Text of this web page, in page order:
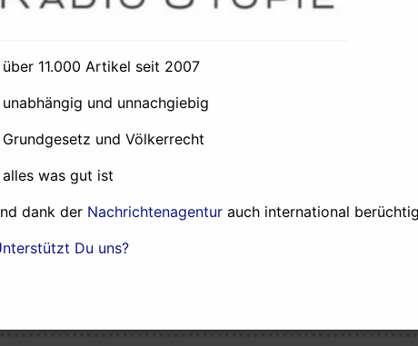
Taliban entführten festsitzenden
amtierenden Regierung, samt der bellizistischen und
– ebenso die Vertreter der „SPD“ im Parlament. Ihr vor
Frank-Walter Steinmeier. Dieser hatte noch vor wenigen
worden sind”
Öffentlichkeit folgende Information nicht vor:
11.000 Artikel seit 2007
und unnachgiebig
und Völkerrecht
was gut ist
dank der Nachrichtenagentur auch international
Du uns?